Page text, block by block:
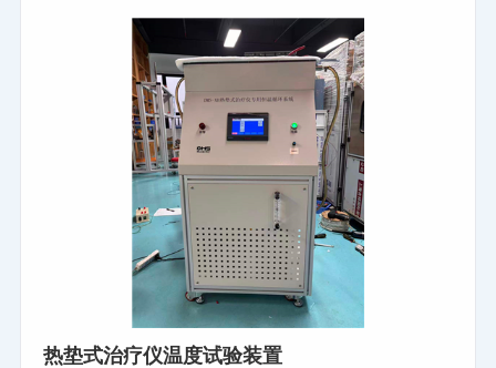
热垫式治疗仪温度试验装置